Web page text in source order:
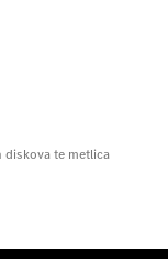
diskova te metlica